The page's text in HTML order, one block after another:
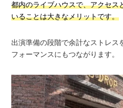
都内のライブハウスで、アクセス
いることは大きなメリットです。
出演準備の段階で余計なストレス
フォーマンスにもつながります。